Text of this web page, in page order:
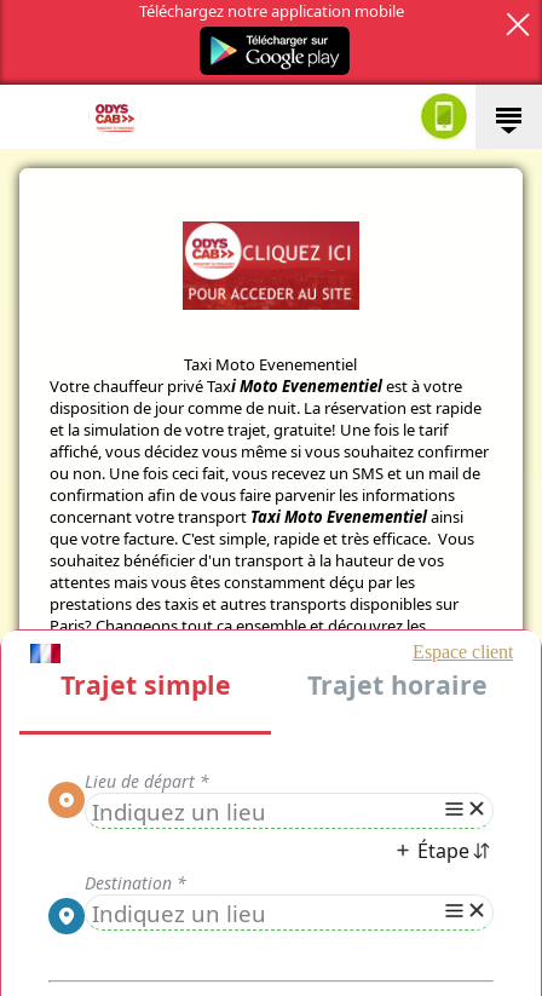
Téléchargez notre application mobile
Taxi Moto Evenementiel
Votre chauffeur privé Taxi Moto Evenementielest à votre
disposition de jour comme de nuit. La réservation est rapide
et la simulation de votre trajet, gratuite! Une fois le tarif
affiché, vous décidez vous même si vous souhaitez confirmer
ou non. Une fois ceci fait, vous recevez un SMS et un mail de
confirmation afin de vous faire parvenir les informations
concernant votre transport Taxi Moto Evenementielainsi
que votre facture. C'est simple, rapide et très efficace. Vous
souhaitez bénéficier d'un transport à la hauteur de vos
attentes mais vous êtes constamment déçu par les
prestations des taxis et autres transports disponibles sur
Paris? Changeons tout ça ensemble et découvrez les
nouveaux services de transport
Taxi Moto Evenementielpar
Odyscab. Ahahah, votre chauffeur est un vrai farceur! Vous
pouvez sans attendre monter à bord de votre transport privé
négatif, vous fait profiter d'un transport sans égale à bord
d'un foyer ... mais dans un véhicule confortable et équipé !
Fort d'une expérience de la vie parisienne et de la conduite
professionnel dans la zone d'Île de France et de ses alentours,
vous permettent
d'accéder dès aujourd'hui à une qualité de transport
supérieur à la moyenne avec de nombreux équipements à
bord ainsi qu'un confort à votre disposition pour tous vos
transports. De plus, votre chauffeurTaxi Moto Evenementiel